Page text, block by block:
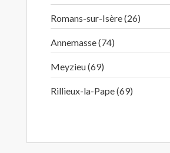
Romans-sur-Isère (26)
Annemasse (74)
Meyzieu (69)
Rillieux-la-Pape (69)